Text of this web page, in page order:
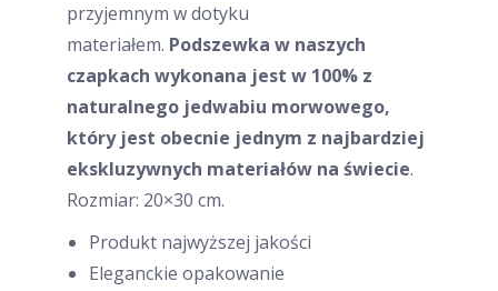
przyjemnym w dotyku
materiałem. Podszewka w naszych
czapkach wykonana jest w 100% z
naturalnego jedwabiu morwowego,
który jest obecnie jednym z najbardziej
ekskluzywnych materiałów na świecie.
Rozmiar: 20×30 cm.
Produkt najwyższej jakości
Eleganckie opakowanie